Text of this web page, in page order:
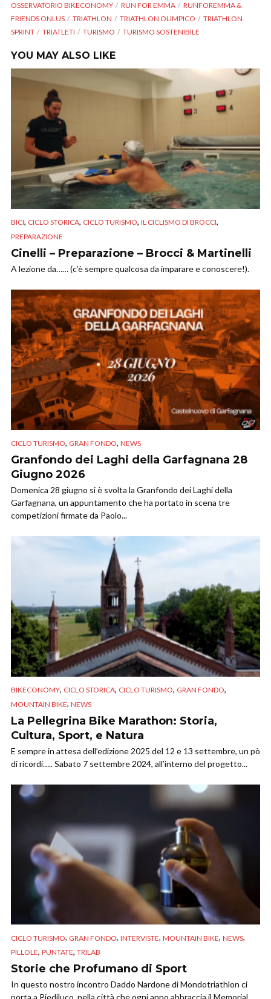
OSSERVATORIO BIKECONOMY
RUN FOR EMMA
RUNFOREMMA &
FRIENDS ONLUS
TRIATHLON TRIATHLON OLIMPICO
TRIATHLON
SPRINT
TRIATLETI TURISMO TURISMO SOSTENIBILE
YOU MAY ALSO LIKE
BICI, CICLO STORICA, CICLO TURISMO, IL CICLISMO DI BROCCI,
PREPARAZIONE
Cinelli – Preparazione – Brocci & Martinelli
A lezione da…… (c’è sempre qualcosa da imparare e conoscere!).
CICLO TURISMO, GRAN FONDO, NEWS
Granfondo dei Laghi della Garfagnana 28
Giugno 2026
Domenica 28 giugno si è svolta la Granfondo dei Laghi della
Garfagnana, un appuntamento che ha portato in scena tre
competizioni firmate da Paolo...
BIKECONOMY, CICLO STORICA, CICLO TURISMO, GRAN FONDO,
MOUNTAIN BIKE, NEWS
La Pellegrina Bike Marathon: Storia,
Cultura, Sport, e Natura
E sempre in attesa dell’edizione 2025 del 12 e 13 settembre, un pò
di ricordi….. Sabato 7 settembre 2024, all’interno del progetto...
CICLO TURISMO, GRAN FONDO, INTERVISTE, MOUNTAIN BIKE, NEWS,
PILLOLE, PUNTATE, TRILAB
Storie che Profumano di Sport
In questo nostro incontro Daddo Nardone di Mondotriathlon ci
porta a Piediluco, nella città che ogni anno abbraccia il Memorial